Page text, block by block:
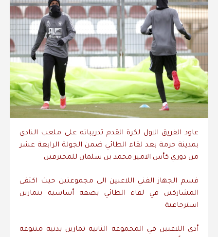
عاود الفريق الاول لكرة القدم تدريباته على ملعب النادي
بمدينة حرمة بعد لقاء الطائي ضمن الجولة الرابعة عشر
من دوري كأس الامير محمد بن سلمان للمحترفين
قسم الجهاز الفني اللاعبين الى مجموعتين حيث اكتفى
المشاركين في لقاء الطائي بصفة أساسية بتمارين
استرجاعية
أدى اللاعبين في المجموعة الثانيه تمارين بدنية متنوعة